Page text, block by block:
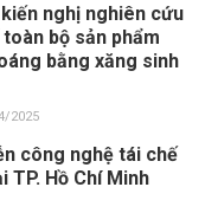
nghị nghiên cứu
bộ sản phẩm
bằng xăng sinh
2025
công nghệ tái chế
TP. Hồ Chí Minh